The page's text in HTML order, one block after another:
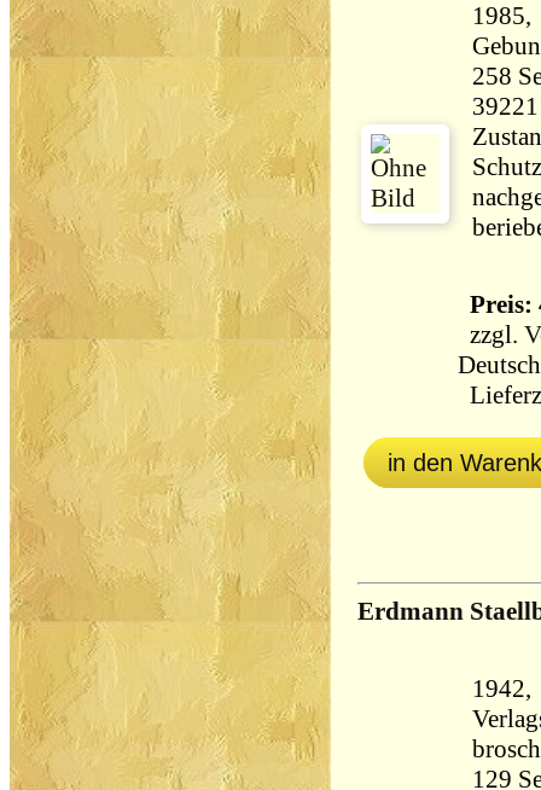
258 Seiten
Preis:
zzgl.
in den
Erdmann
1942,